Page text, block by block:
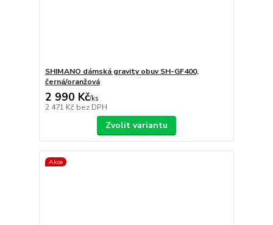
SHIMANO dámská gravity obuv SH-GF400,
černá/oranžová
2 990 Kč/ks
2 471 Kč bez DPH
Zvolit variantu
Akce